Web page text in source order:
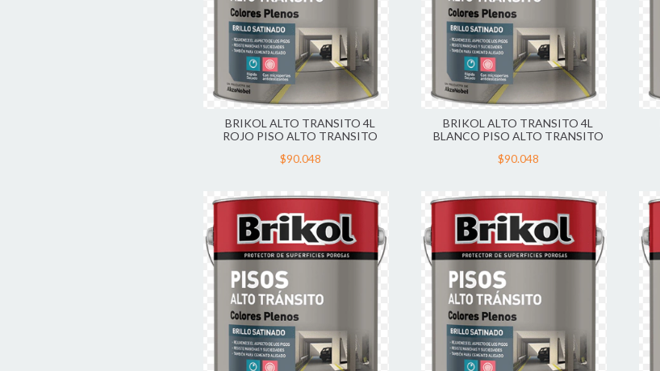
BRIKOL ALTO TRANSITO 4L
ROJO PISO ALTO TRANSITO
$90.048
BRIKOL ALTO TRANSITO 4L
BLANCO PISO ALTO TRANSITO
$90.048